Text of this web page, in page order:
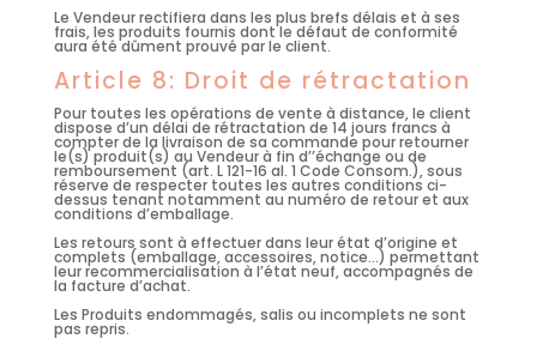
Le Vendeur rectifiera dans les plus brefs délais et à ses
frais, les produits fournis dont le défaut de conformité
aura été dûment prouvé par le client.
Article 8: Droit de rétractation
Pour toutes les opérations de vente à distance, le client
dispose d’un délai de rétractation de 14 jours francs à
compter de la livraison de sa commande pour retourner
le(s) produit(s) au Vendeur à fin d’’échange ou de
remboursement (art. L 121-16 al. 1 Code Consom.), sous
réserve de respecter toutes les autres conditions ci-
dessus tenant notamment au numéro de retour et aux
conditions d’emballage.
Les retours sont à effectuer dans leur état d’origine et
complets (emballage, accessoires, notice…) permettant
leur recommercialisation à l’état neuf, accompagnés de
la facture d’achat.
Les Produits endommagés, salis ou incomplets ne sont
pas repris.